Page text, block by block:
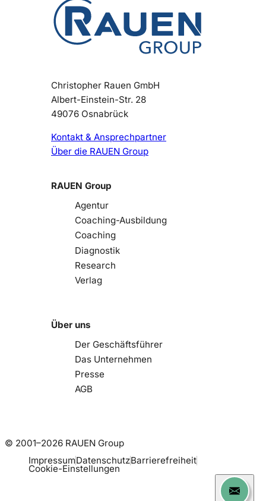
Christopher Rauen GmbH
Albert-Einstein-Str. 28
49076 Osnabrück
Kontakt & Ansprechpartner
Über die RAUEN Group
RAUEN Group
Agentur
Coaching-Ausbildung
Coaching
Diagnostik
Research
Verlag
Über uns
Der Geschäftsführer
Das Unternehmen
Presse
AGB
© 2001–2026 RAUEN Group
ImpressumDatenschutzBarrierefreiheit
Cookie-Einstellungen